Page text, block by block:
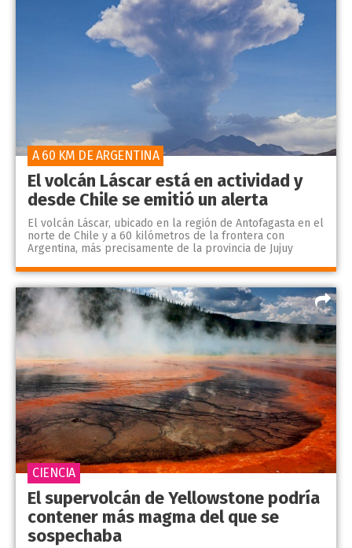
El volcán Láscar está en actividad y
desde Chile se emitió un alerta
El volcán Láscar, ubicado en la región de Antofagasta en el
norte de Chile y a 60 kilómetros de la frontera con
Argentina, más precisamente de la provincia de Jujuy
A 60 KM DE ARGENTINA
El supervolcán de Yellowstone podría
contener más magma del que se
sospechaba
CIENCIA